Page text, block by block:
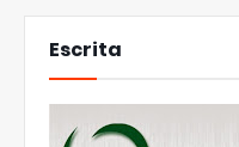
Escrita